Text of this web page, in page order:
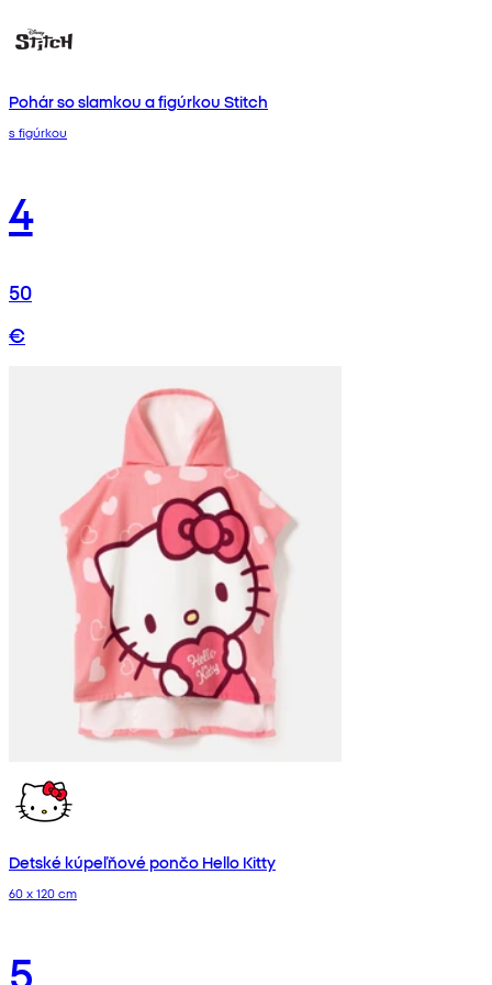
Pohár so slamkou a figúrkou Stitch
s figúrkou
4
50
€
Detské kúpeľňové pončo Hello Kitty
60 x 120 cm
5